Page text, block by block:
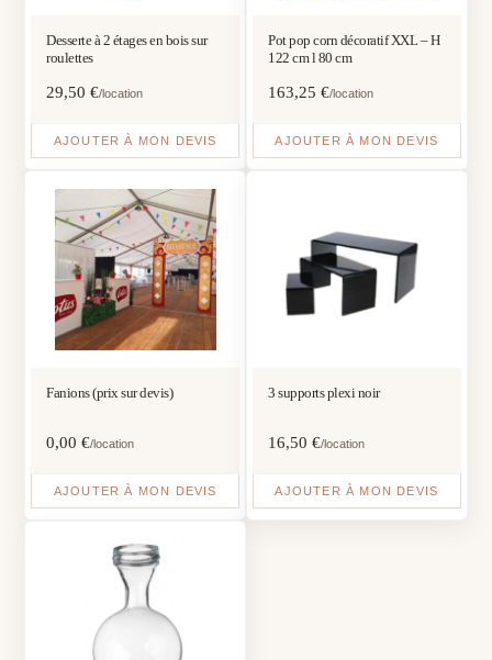
Desserte à 2 étages en bois sur
roulettes
29,50€/location
AJOUTER À MON DEVIS
Pot pop corn décoratif XXL – H
122 cm l 80 cm
163,25 €/location
AJOUTER À MON DEVIS
Fanions (prix sur devis)
0,00€/location
AJOUTER À MON DEVIS
3 supports plexi noir
16,50 €/location
AJOUTER À MON DEVIS